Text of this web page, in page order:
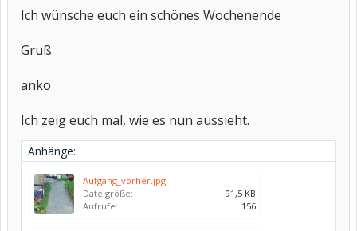
Ich wünsche euch ein schönes Wochenende
Gruß
anko
Ich zeig euch mal, wie es nun aussieht.
Anhänge:
Aufgang_vorher.jpg
Dateigröße:
91,5 KB
Aufrufe:
156